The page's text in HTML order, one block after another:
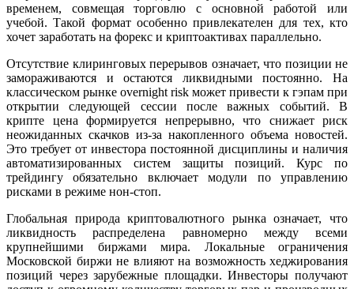
временем, совмещая торговлю с основной работой или
учебой. Такой формат особенно привлекателен для тех, кто
хочет заработать на форекс и криптоактивах параллельно.
Отсутствие клиринговых перерывов означает, что позиции не
замораживаются и остаются ликвидными постоянно. На
классическом рынке overnight risk может привести к гэпам при
открытии следующей сессии после важных событий. В
крипте цена формируется непрерывно, что снижает риск
неожиданных скачков из-за накопленного объема новостей.
Это требует от инвестора постоянной дисциплины и наличия
автоматизированных систем защиты позиций. Курс по
трейдингу обязательно включает модули по управлению
рисками в режиме нон-стоп.
Глобальная природа криптовалютного рынка означает, что
ликвидность распределена равномерно между всеми
крупнейшими биржами мира. Локальные ограничения
Московской биржи не влияют на возможность хеджирования
позиций через зарубежные площадки. Инвесторы получают